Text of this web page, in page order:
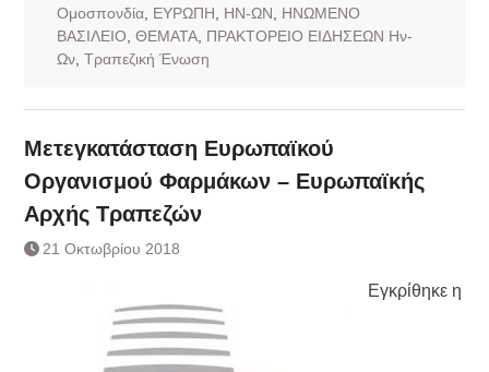
Ομοσπονδία, ΕΥΡΩΠΗ ΗΝ-ΩΝ
ΗΝΩΜΕΝΟ
ΒΑΣΙΛΕΙΟ ΘΕΜΑΤΑ, ΠΡΑΚΤΟΡΕΙΟ ΕΙΔΗΣΕΩΝ Ην-
Ων, Τραπεζική Ένωση
Μετεγκατάσταση Ευρωπαϊκού
Οργανισμού Φαρμάκων – Ευρωπαϊκής
Αρχής Τραπεζών
21 Οκτωβρίου 2018
Εγκρίθηκε η